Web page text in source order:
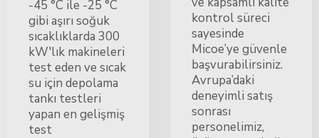
-45 °C ile -25 °C
gibi aşırı soğuk
sıcaklıklarda 300
kW'lık makineleri
test eden ve sıcak
su için depolama
tankı testleri
yapan en gelişmiş
test
kontrol süreci
sayesinde
Micoe’ye güvenle
başvurabilirsiniz.
Avrupa’daki
deneyimli satış
sonrası
personelimiz,